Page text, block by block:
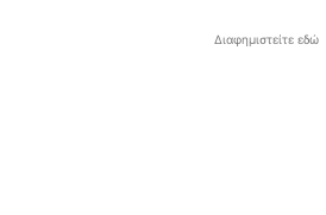
Διαφημιστείτε εδώ